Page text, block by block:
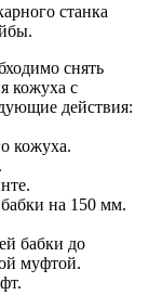
станка
снять
кожуха с
действия:
кожуха.
на 150 мм.
бабки до
муфтой.